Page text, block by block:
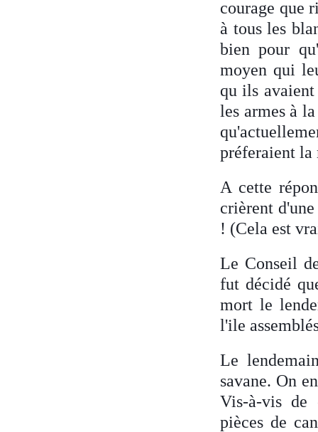
courage que
à tous les
bien pour
moyen qui
qu ils avaient
les armes à
préferaient
A cette
crièrent
! (Cela est
Le Conseil
fut décidé
mort le
l'ile
Le
savane. On
Vis-à-vis de
pièces de